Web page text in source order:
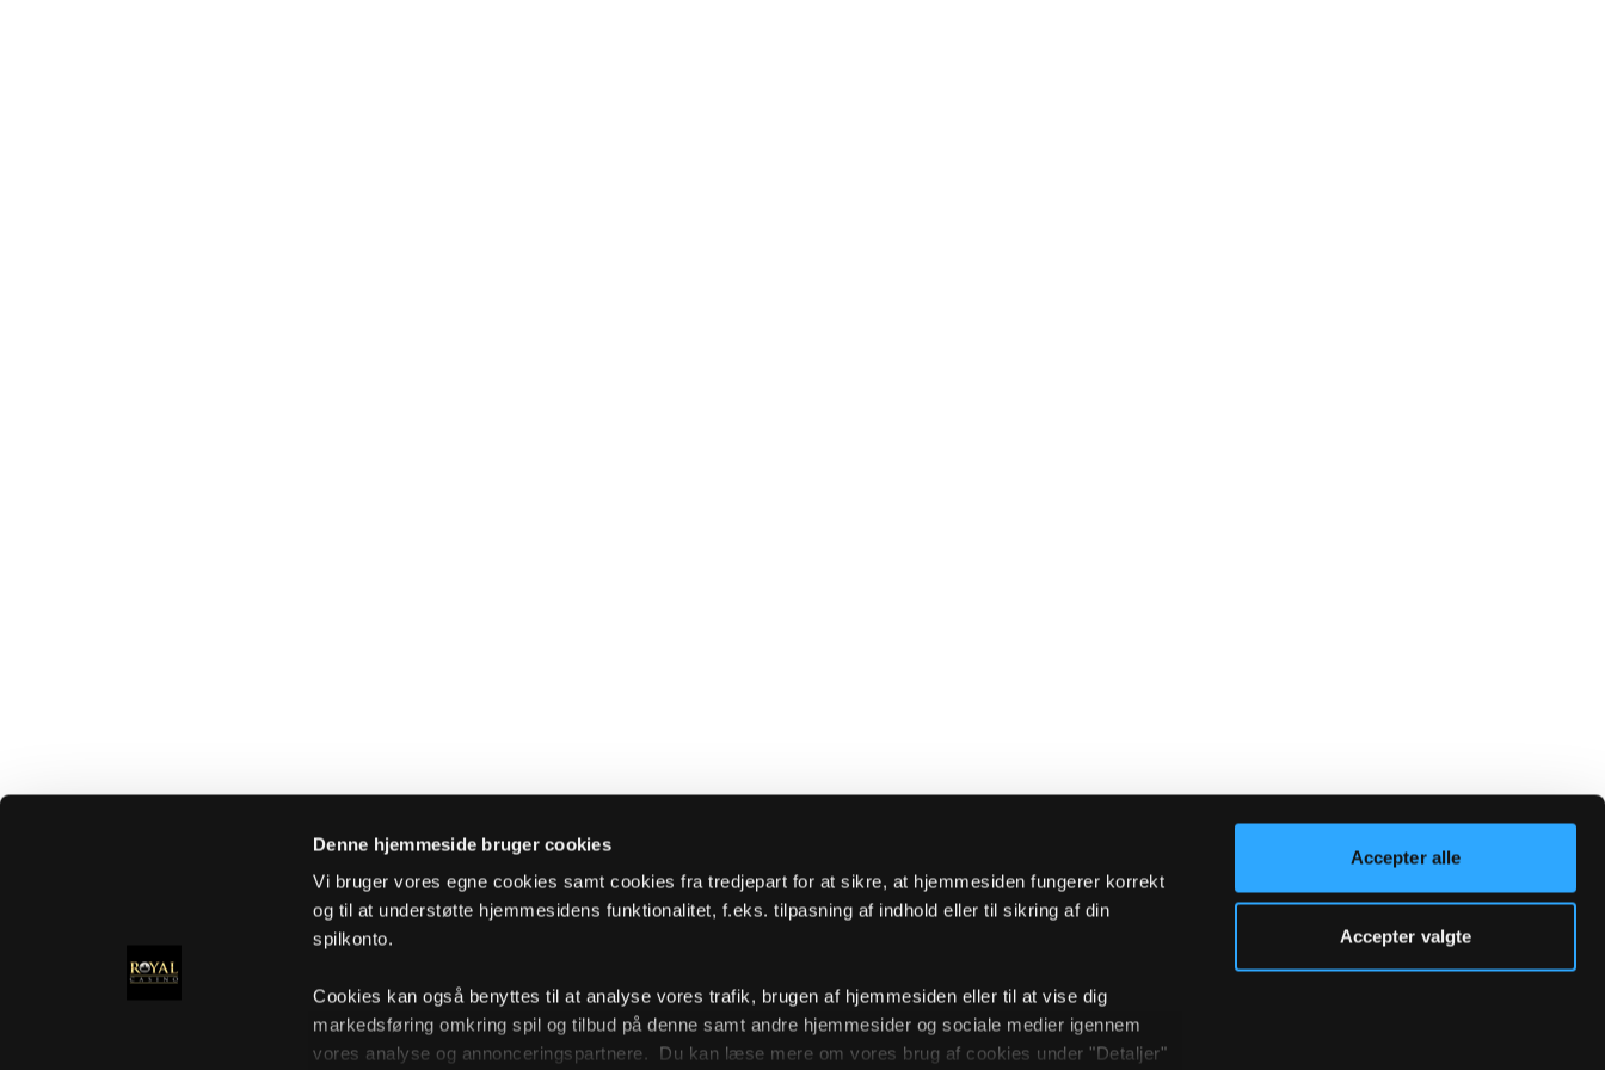
Denne hjemmeside bruger cookies
Vi bruger vores egne cookies samt cookies fra tredjepart for at sikre, at hjemmesiden fungerer korrekt
og til at understøtte hjemmesidens funktionalitet, f.eks. tilpasning af indhold eller til sikring af din
spilkonto.
Cookies kan også benyttes til at analyse vores trafik, brugen af hjemmesiden eller til at vise dig
markedsføring omkring spil og tilbud på denne samt andre hjemmesider og sociale medier igennem
vores analyse og annonceringspartnere. Du kan læse mere om vores brug af cookies under "Detaljer"
Accepter alle
Accepter valgte